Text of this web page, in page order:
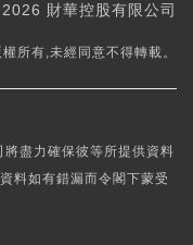
財華控股有限公司
所有,未經同意不得轉載。
盡力確保彼等所提供資料
料如有錯漏而令閣下蒙受